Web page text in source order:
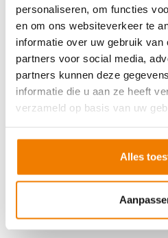
personaliseren, om functies
en om ons websiteverkeer te
informatie over uw gebruik van
partners voor social media,
partners kunnen deze
informatie die u aan ze heeft
verzameld op basis van uw
Alles
Werken met vorkhef- en
Werken met een
Veilig aanslaan van lasten
Veilig werken langs de weg
VCA andere taal